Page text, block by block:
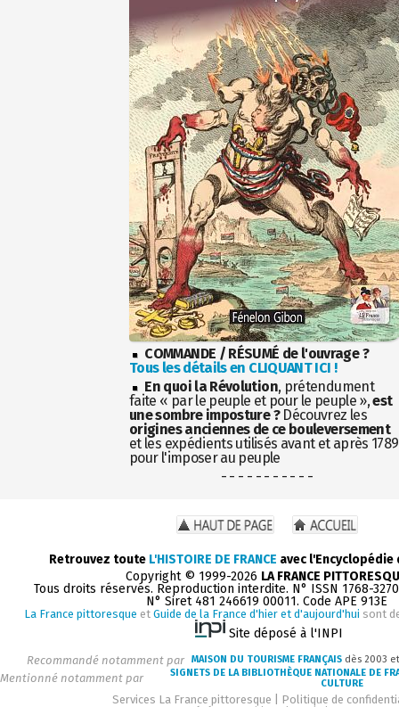
COMMANDE / RÉSUMÉ de l'ouvrage ?
Tous les détails en CLIQUANT ICI !
En quoi la Révolution, prétendument
faite « par le peuple et pour le peuple »,est
une sombre imposture ?Découvrez les
origines anciennes de ce bouleversement
et les expédients utilisés avant et après 1789
pour l'imposer au peuple
- - - - - - - - - - -
Retrouvez toute L'HISTOIRE DE FRANCE avec
Copyright © 1999-2026 LA FRANCE
Tous droits réservés. Reproduction interdite. N° ISSN 1768-
N° Siret 481 246619 00011. Code APE 913E
La France pittoresque et Guide de la France d'hier et d'aujourd'hui sont
Site déposé à l'INPI
Recommandé notamment par MAISON DU TOURISME FRANÇAIS dès 2003
Mentionné notamment par
SIGNETS DE LA BIBLIOTHÈQUE NATIONALE DE
CULTURE
Services La France pittoresque
Politique de